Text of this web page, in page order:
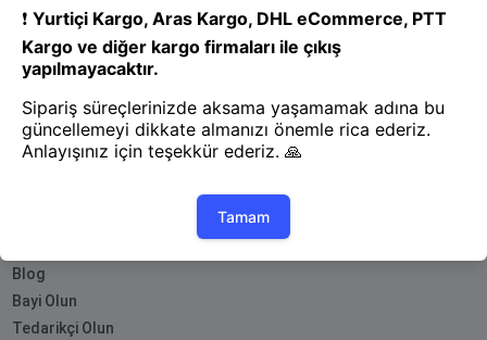
Hakkımızda
Akademi
Bilgi Merkezi
Yete Import
Yete Cargo
Yol Haritamız
Blog
Bayi Olun
Tedarikçi Olun